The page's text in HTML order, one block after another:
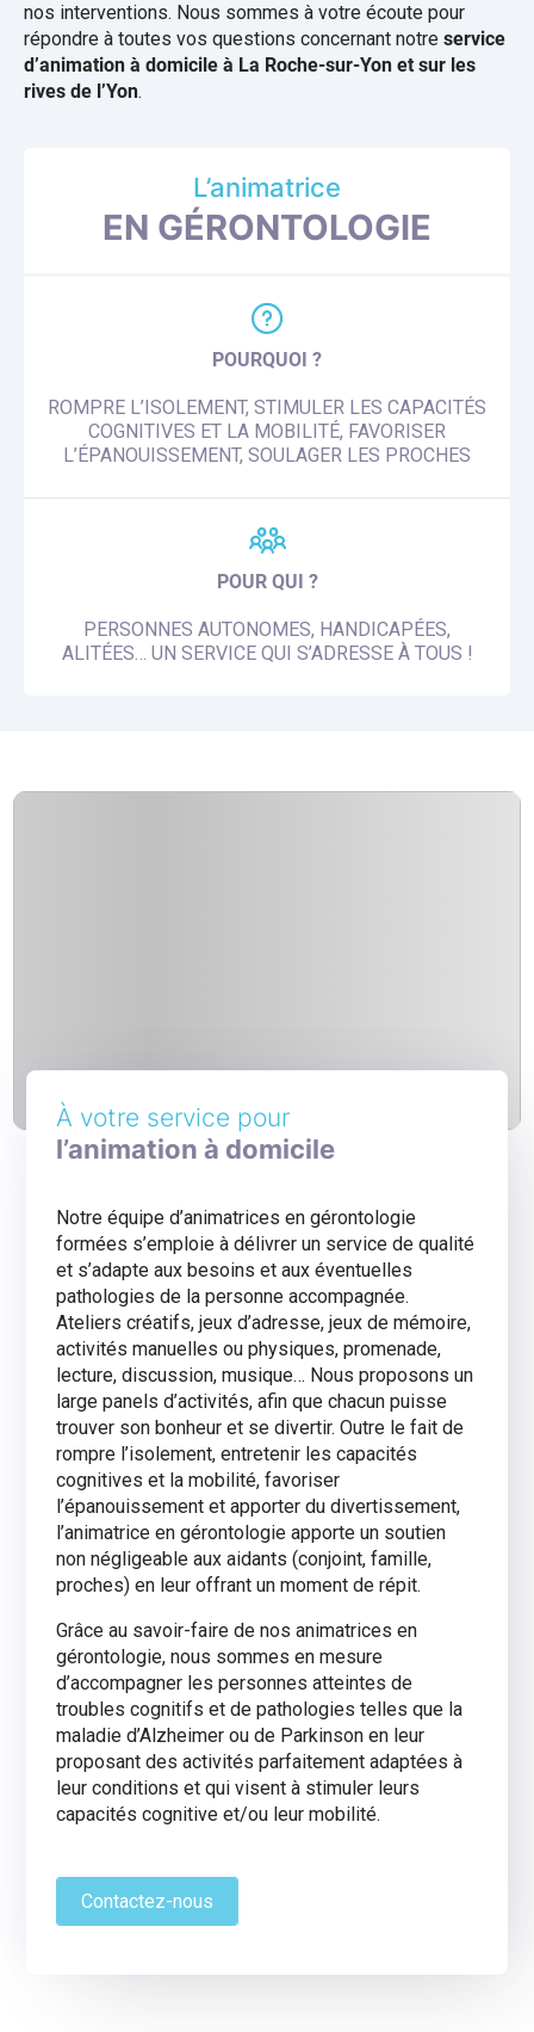
nos interventions. Nous sommes à votre écoute pour
répondre à toutes vos questions concernant notre service
d’animation à domicile à La Roche-sur-Yon et sur les
rives de l’Yon.
L’animatrice
EN GÉRONTOLOGIE
POURQUOI ?
ROMPRE L’ISOLEMENT, STIMULER LES CAPACITÉS
COGNITIVES ET LA MOBILITÉ, FAVORISER
L’ÉPANOUISSEMENT, SOULAGER LES PROCHES
POUR QUI ?
PERSONNES AUTONOMES, HANDICAPÉES,
ALITÉES… UN SERVICE QUI S’ADRESSE À TOUS !
À votre service pour
l’animation à domicile
Notre équipe d’animatrices en gérontologie
formées s’emploie à délivrer un service de qualité
et s’adapte aux besoins et aux éventuelles
pathologies de la personne accompagnée.
Ateliers créatifs, jeux d’adresse, jeux de mémoire,
activités manuelles ou physiques, promenade,
lecture, discussion, musique… Nous proposons un
large panels d’activités, afin que chacun puisse
trouver son bonheur et se divertir. Outre le fait de
rompre l’isolement, entretenir les capacités
cognitives et la mobilité, favoriser
l’épanouissement et apporter du divertissement,
l’animatrice en gérontologie apporte un soutien
non négligeable aux aidants (conjoint, famille,
proches) en leur offrant un moment de répit.
Grâce au savoir-faire de nos animatrices en
gérontologie, nous sommes en mesure
d’accompagner les personnes atteintes de
troubles cognitifs et de pathologies telles que la
maladie d’Alzheimer ou de Parkinson en leur
proposant des activités parfaitement adaptées à
leur conditions et qui visent à stimuler leurs
capacités cognitive et/ou leur mobilité.
Contactez-nous